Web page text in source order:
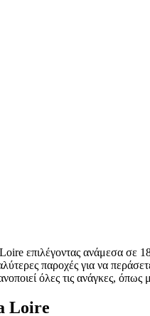
επιλέγοντας ανάμεσα σε
παροχές για να
όλες τις ανάγκες,
Loire